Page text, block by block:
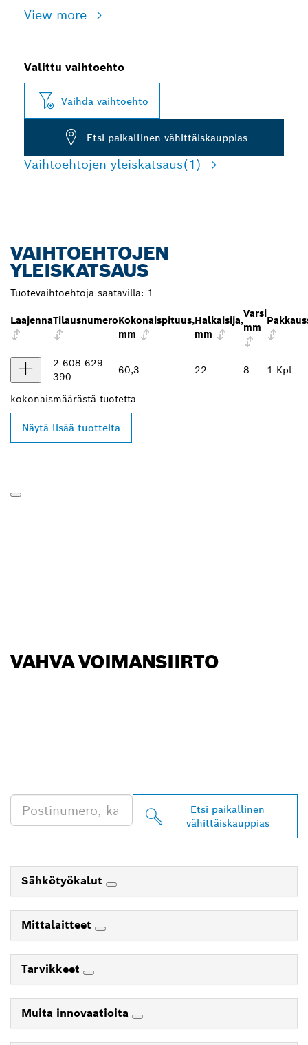
View more
Valittu vaihtoehto
Vaihda vaihtoehto
Etsi paikallinen vähittäiskauppias
Vaihtoehtojen yleiskatsaus(1)
VAIHTOEHTOJEN
YLEISKATSAUS
Tuotevaihtoehtoja saatavilla: 1
LaajennaTilausnumeroKokonaispituus,
mm
Halkaisija,
mm
Varsi
mm
2 608 629
390
60,3 22 8 1 Kpl
kokonaismäärästä tuotetta
Näytä lisää tuotteita
VAHVA VOIMANSIIRTO
Etsi paikallinen
vähittäiskauppias
Sähkötyökalut
Mittalaitteet
Tarvikkeet
Muita innovaatioita